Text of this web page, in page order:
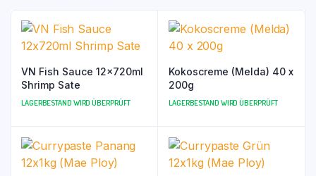
VN Fish Sauce 12x720ml
Shrimp Sate
LAGERBESTAND WIRD ÜBERPRÜFT
Kokoscreme (Melda) 40 x
200g
LAGERBESTAND WIRD ÜBERPRÜFT